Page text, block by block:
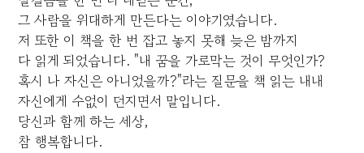
그 사람을 위대하게 만든다는 이야기였습니다.
저 또한 이 책을 한 번 잡고 놓지 못해 늦은 밤까지
다 읽게 되었습니다. "내 꿈을 가로막는 것이 무엇인가?
혹시 나 자신은 아니었을까?"라는 질문을 책 읽는 내내
자신에게 수없이 던지면서 말입니다.
당신과 함께 하는 세상,
참 행복합니다.